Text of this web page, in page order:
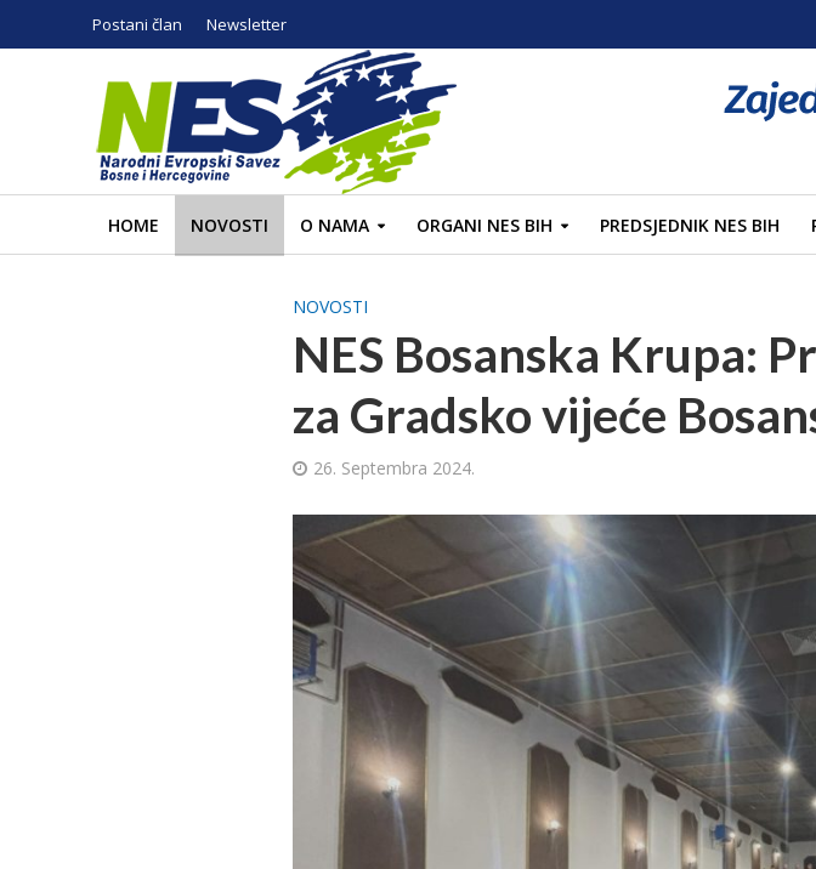
Postani član Newsletter
HOME NOVOSTI O NAMA ORGANI NES BIH PREDSJEDNIK NES BIH
NOVOSTI
NES Bosanska Krupa:
za Gradsko vijeće
26. Septembra 2024.